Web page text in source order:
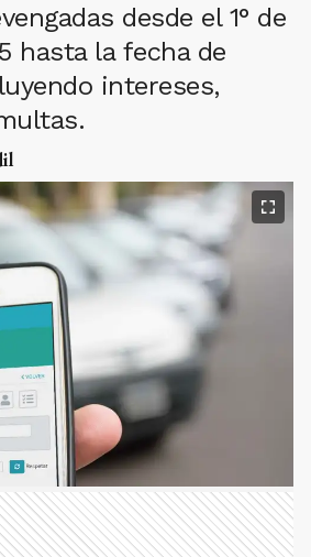
desde el 1° de
hasta la fecha de
intereses,